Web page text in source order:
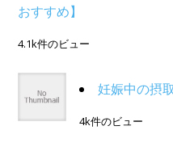
おすすめ】
4.1k件のビュー
妊娠中の摂
4k件のビュー